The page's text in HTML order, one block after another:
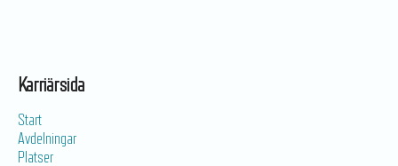
Karriärsida
Start
Avdelningar
Platser